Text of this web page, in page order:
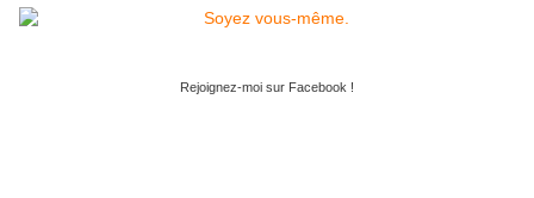
Rejoignez-moi sur Facebook !